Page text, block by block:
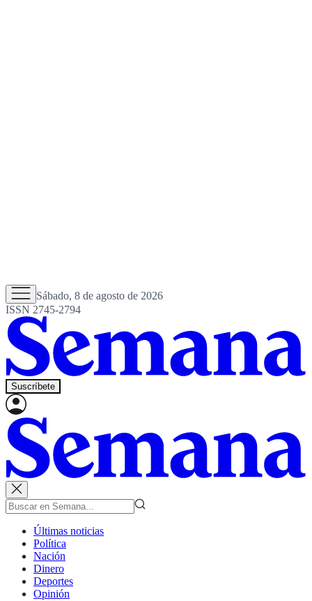
Sábado, 8 de agosto de 2026
ISSN 2745-2794
Suscríbete
Últimas noticias
Política
Nación
Dinero
Deportes
Opinión